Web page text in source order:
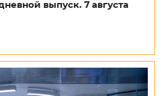
выпуск. 7 августа